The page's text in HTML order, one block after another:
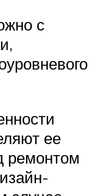
с
ее
ремонтом